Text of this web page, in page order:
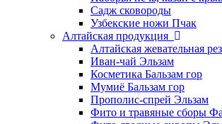
Садж сковороды
Узбекские ножи Пчак
Алтайская продукция
Алтайская жевательная
Иван-чай Эльзам
Косметика Бальзам гор
Мумиё Бальзам гор
Прополис-спрей Эльзам
Фито и травяные сборы